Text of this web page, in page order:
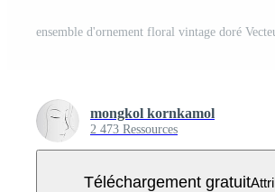
ensemble d'ornement floral vintage doré
mongkol kornkamol
2 473 Ressources
Téléchargement gratuit